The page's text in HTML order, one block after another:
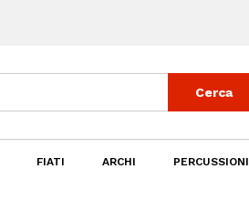
Cerca
FIATI ARCHI PERCUSSIONI